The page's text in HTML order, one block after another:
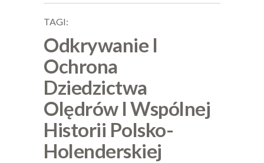
TAGI:
Odkrywanie I
Ochrona
Dziedzictwa
Olędrów I Wspólnej
Historii Polsko-
Holenderskiej